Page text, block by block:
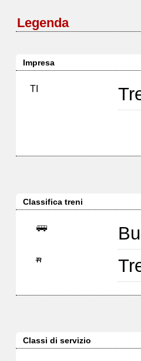
Legenda
Impresa
TI
Classifica treni
Classi di servizio